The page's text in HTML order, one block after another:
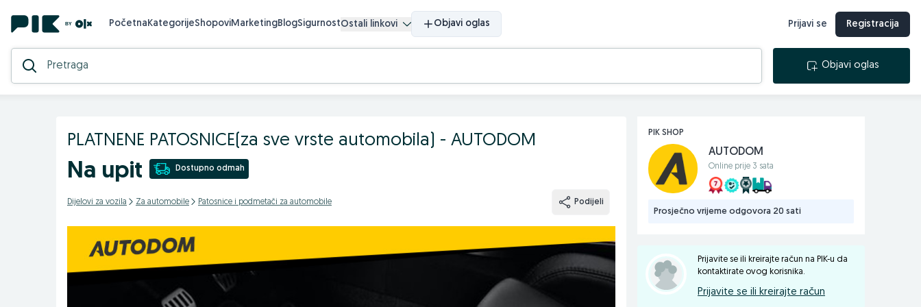
PočetnaKategorijeShopoviMarketingBlogSigurnostOstali linkovi Objavi oglas Prijavi se Registracija
Objavi oglas
PLATNENE PATOSNICE(za sve vrste automobila) - AUTODOM
Na upit Dostupno odmah
Dijelovi za vozila Za automobile Patosnice i podmetači za automobile Podijeli
PIK SHOP
AUTODOM
Online prije 3 sata
Prosječno vrijeme odgovora 20 sati
Prijavite se ili kreirajte račun na PIK-u da
kontaktirate ovog korisnika.
Prijavite se ili kreirajte račun